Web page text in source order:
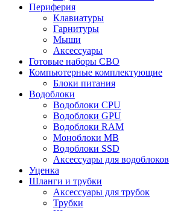
Периферия
Клавиатуры
Гарнитуры
Мыши
Аксессуары
Готовые наборы СВО
Компьютерные комплектующие
Блоки питания
Водоблоки
Водоблоки CPU
Водоблоки GPU
Водоблоки RAM
Моноблоки MB
Водоблоки SSD
Аксессуары для водоблоков
Уценка
Шланги и трубки
Аксессуары для трубок
Трубки